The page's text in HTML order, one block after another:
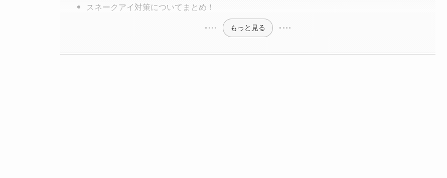
スネークアイ対策についてまとめ！
もっと見る